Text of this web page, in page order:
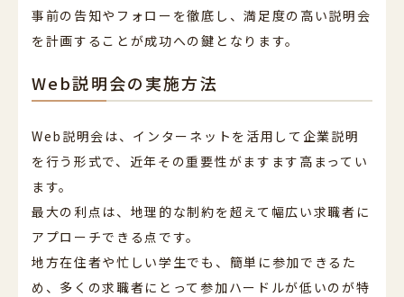
事前の告知やフォローを徹底し、満足度の高い説明会
を計画することが成功への鍵となります。
Web説明会の実施方法
Web説明会は、インターネットを活用して企業説明
を行う形式で、近年その重要性がますます高まってい
ます。
最大の利点は、地理的な制約を超えて幅広い求職者に
アプローチできる点です。
地方在住者や忙しい学生でも、簡単に参加できるた
め、多くの求職者にとって参加ハードルが低いのが特